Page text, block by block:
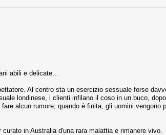
abili e delicate...
Al centro sta un esercizio sessuale forse
londinese, i clienti infilano il coso in un buco,
alcun rumore; quando è finita, gli uomini
in Australia d'una rara malattia e rimanere vivo.